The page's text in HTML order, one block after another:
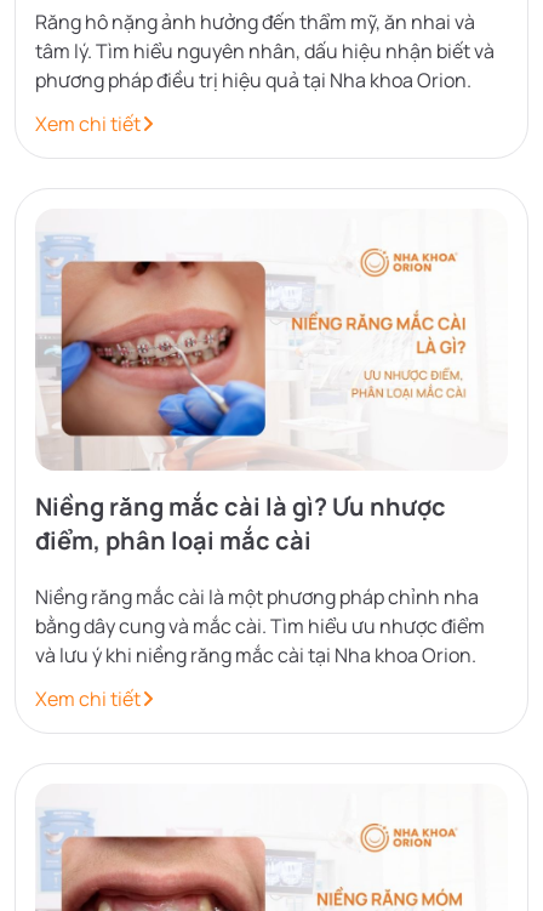
Răng hô nặng ảnh hưởng đến thẩm mỹ, ăn nhai và
tâm lý. Tìm hiểu nguyên nhân, dấu hiệu nhận biết và
phương pháp điều trị hiệu quả tại Nha khoa Orion.
Xem chi tiết
Niềng răng mắc cài là gì? Ưu nhược
điểm, phân loại mắc cài
Niềng răng mắc cài là một phương pháp chỉnh nha
bằng dây cung và mắc cài. Tìm hiểu ưu nhược điểm
và lưu ý khi niềng răng mắc cài tại Nha khoa Orion.
Xem chi tiết